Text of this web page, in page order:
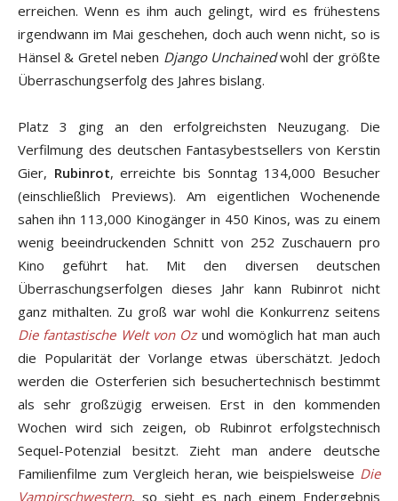
erreichen. Wenn es ihm auch gelingt, wird es frühestens
irgendwann im Mai geschehen, doch auch wenn nicht, so is
Hänsel & Gretel neben Django Unchainedwohl der größte
Überraschungserfolg des Jahres bislang.
Platz 3 ging an den erfolgreichsten Neuzugang. Die
Verfilmung des deutschen Fantasybestsellers von Kerstin
Gier, Rubinrot, erreichte bis Sonntag 134,000 Besucher
(einschließlich Previews). Am eigentlichen Wochenende
sahen ihn 113,000 Kinogänger in 450 Kinos, was zu einem
wenig beeindruckenden Schnitt von 252 Zuschauern pro
Kino geführt hat. Mit den diversen deutschen
Überraschungserfolgen dieses Jahr kann Rubinrot nicht
ganz mithalten. Zu groß war wohl die Konkurrenz seitens
Die fantastische Welt von Ozund womöglich hat man auch
die Popularität der Vorlange etwas überschätzt. Jedoch
werden die Osterferien sich besuchertechnisch bestimmt
als sehr großzügig erweisen. Erst in den kommenden
Wochen wird sich zeigen, ob Rubinrot erfolgstechnisch
Sequel-Potenzial besitzt. Zieht man andere deutsche
Familienfilme zum Vergleich heran, wie beispielsweise Die
Vampirschwestern, so sieht es nach einem Endergebnis